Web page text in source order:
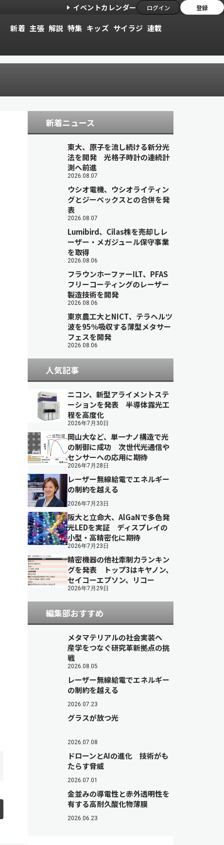
イベントカレンダー ログイン 登録
新着 主張 解説 特集 キッズ サイラジ 連載
新着ニュース
東大、原子を流し続ける新分光
法を開発 光格子時計の連続計
測へ前進
2026.08.07
ウシオ電機、ウシオライティン
グとジーベックスとの合併を発
表
2026.08.07
Lumibird、Cilas株を売却しレ
ーザー・メガジュール保守事業
を取得
2026.08.06
フラウンホーファーILT、PFAS
フリーコーティングのレーザー
製造技術を開発
2026.08.06
東京農工大とNICT、テラヘルツ
波を95％吸収する薄型メタサー
フェスを開発
2026.08.06
人気記事
ニコン、新型アライメントステ
ーションを発表 半導体露光工
程を高度化
2026年7月30日
岡山大など、単一ナノ構造で光
の制御に成功 次世代光通信や
センサーへの応用に期待
2026年7月28日
レーザー無線給電でエネルギー
の制約を越える
2026年7月23日
阪大と立命大、AlGaNで多色発
光LEDを実証 ディスプレイの
小型・高精密化に期待
2026年7月23日
精密機器の他社牽制力ランキン
グを発表 トップ3はキヤノン、
セイコーエプソン、リコー
2026年7月29日
編集部おすすめ
メタマテリアルの社会実装へ
産学をつなぐ研究革新拠点の挑
戦
2026.08.05
レーザー無線給電でエネルギー
の制約を越える
2026.07.23
グラスが放つ光
2026.07.08
ドローンとAIの進化 技術がも
たらす脅威
2026.07.01
金並みの導電性と赤外透明性を
有する高耐久酸化物薄膜
2026.06.23